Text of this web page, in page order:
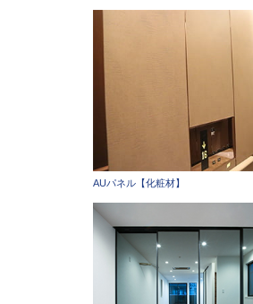
AUパネル【化粧材】